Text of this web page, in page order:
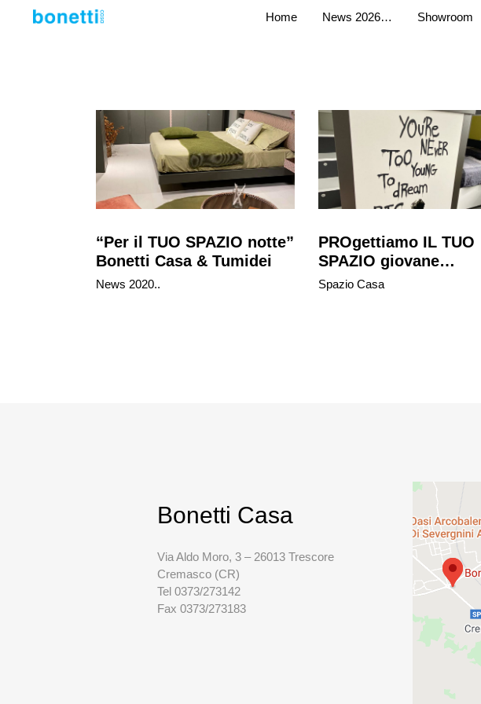
Home News 2026… Showroom
“Per il TUO SPAZIO notte”
Bonetti Casa & Tumidei
News 2020..
PROgettiamo IL TUO
SPAZIO giovane…
Spazio Casa
Bonetti Casa
Via Aldo Moro, 3 – 26013 Trescore
Cremasco (CR)
Tel 0373/273142
Fax 0373/273183